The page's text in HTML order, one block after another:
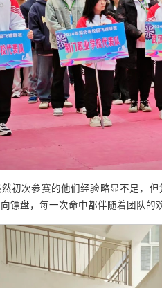
初次参赛的他们经验略显不足，
镖盘，每一次命中都伴随着团队的